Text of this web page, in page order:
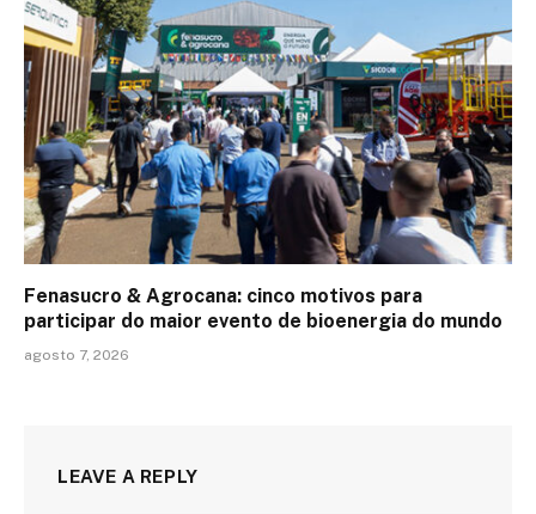
Fenasucro & Agrocana: cinco motivos para
participar do maior evento de bioenergia do mundo
agosto 7, 2026
LEAVE A REPLY